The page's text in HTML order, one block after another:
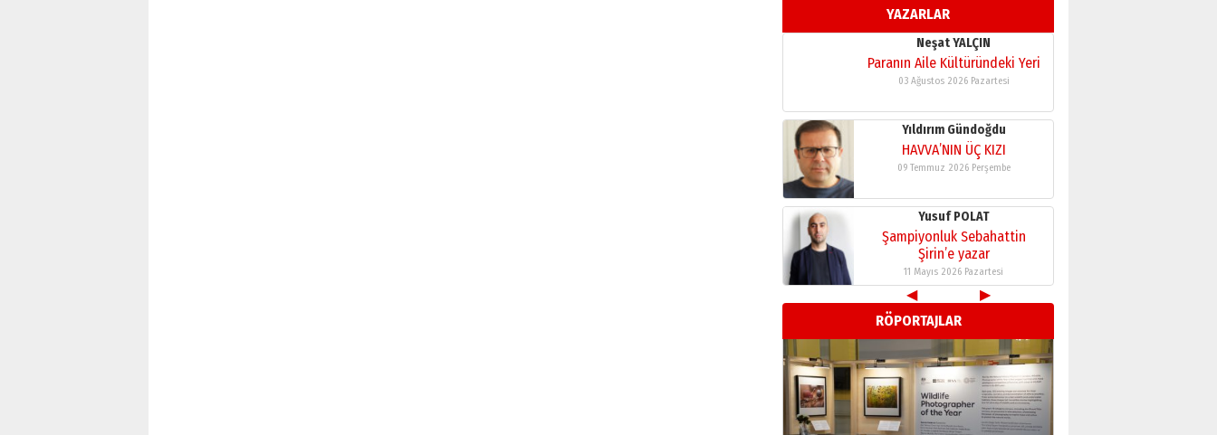
YAZARLAR
11 Mayıs 2026 Pazartesi
Neşat YALÇIN
Paranın Aile Kültüründeki Yeri
03 Ağustos 2026 Pazartesi
Yıldırım Gündoğdu
HAVVA’NIN ÜÇ KIZI
09 Temmuz 2026 Perşembe
Yusuf POLAT
Şampiyonluk Sebahattin
Şirin’e yazar
11 Mayıs 2026 Pazartesi
Neşat YALÇIN
Paranın Aile Kültüründeki Yeri
03 Ağustos 2026 Pazartesi
Yıldırım Gündoğdu
HAVVA’NIN ÜÇ KIZI
09 Temmuz 2026 Perşembe
◀
▶
RÖPORTAJLAR